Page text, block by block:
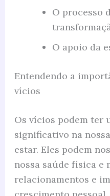
O processo
O apoio da
Entendendo a
vícios
Os vícios podem ter
significativo na
estar. Eles podem
nossa saúde física e
relacionamentos e